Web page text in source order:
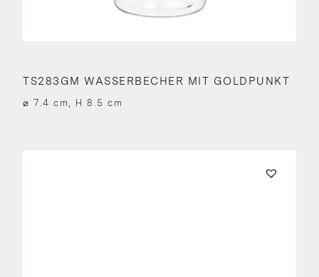
TS283GM WASSERBECHER MIT GOLDPUNKT
⌀ 7.4 cm, H 8.5 cm